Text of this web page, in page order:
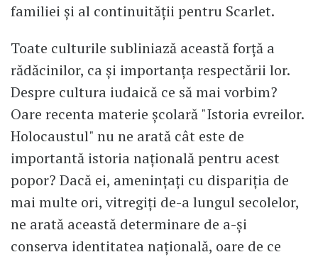
familiei și al continuității pentru Scarlet.
Toate culturile subliniază această forță a
rădăcinilor, ca și importanța respectării lor.
Despre cultura iudaică ce să mai vorbim?
Oare recenta materie școlară "Istoria evreilor.
Holocaustul" nu ne arată cât este de
importantă istoria națională pentru acest
popor? Dacă ei, amenințați cu dispariția de
mai multe ori, vitregiți de-a lungul secolelor,
ne arată această determinare de a-și
conserva identitatea națională, oare de ce